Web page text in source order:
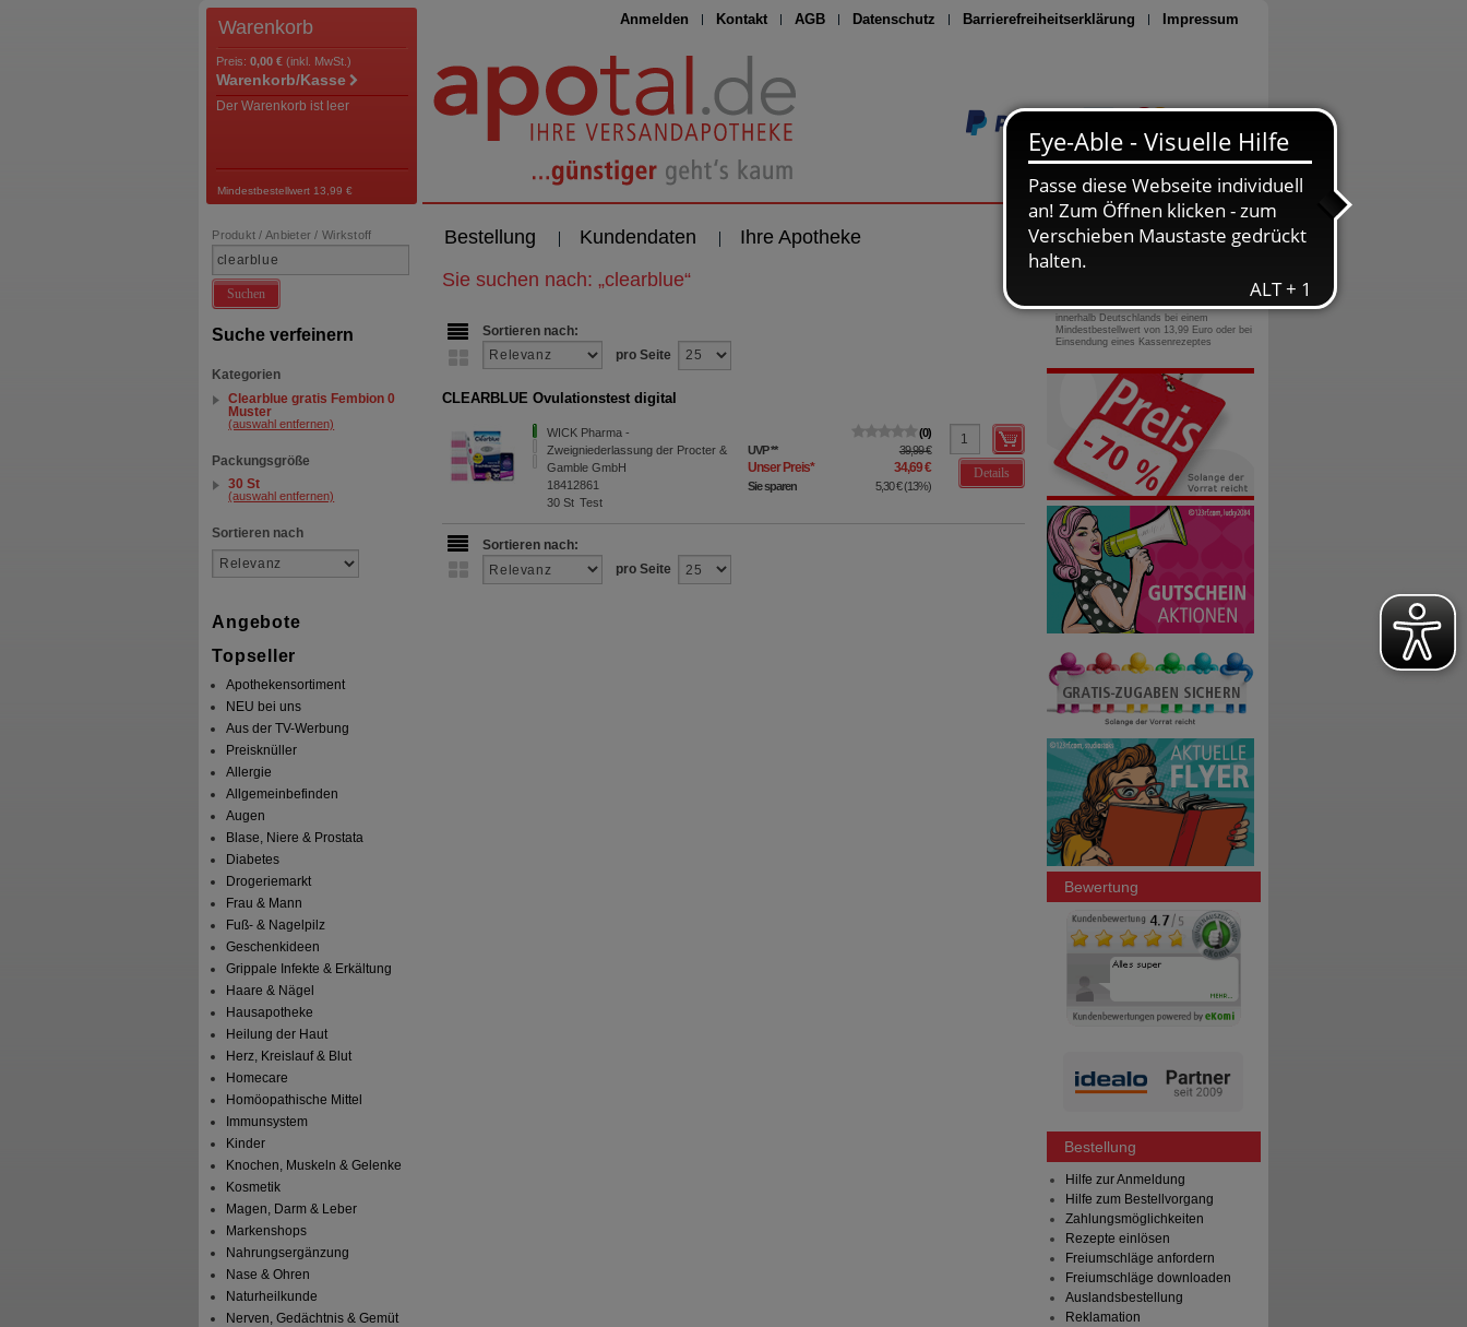
Anmelden Kontakt AGB Datenschutz Barrierefreiheitserklärung Impressum
Seite drucken
Warenkorb
Preis: 0,00 € (inkl. MwSt.)
Warenkorb/Kasse
Der Warenkorb ist leer
Mindestbestellwert 13,99 €
Bestellung Kundendaten Ihre Apotheke
Produkt / Anbieter / Wirkstoff
Suchen
Suche verfeinern
Kategorien
Clearblue gratis Fembion 0
Muster
(auswahl entfernen)
Packungsgröße
30 St
(auswahl entfernen)
Sortieren nach
Angebote
Topseller
Apothekensortiment
NEU bei uns
Aus der TV-Werbung
Preisknüller
Allergie
Allgemeinbefinden
Augen
Blase, Niere & Prostata
Diabetes
Drogeriemarkt
Frau & Mann
Fuß- & Nagelpilz
Geschenkideen
Grippale Infekte & Erkältung
Haare & Nägel
Hausapotheke
Heilung der Haut
Herz, Kreislauf & Blut
Homecare
Homöopathische Mittel
Immunsystem
Kinder
Knochen, Muskeln & Gelenke
Kosmetik
Magen, Darm & Leber
Markenshops
Nahrungsergänzung
Nase & Ohren
Naturheilkunde
Nerven, Gedächtnis & Gemüt
Sie suchen nach: „clearblue“
Sortieren nach:
pro Seite
CLEARBLUE Ovulationstest digital
WICK Pharma -
Zweigniederlassung der Procter &
Gamble GmbH
18412861
30St Test
0
UVP** 39,99 €
Unser Preis* 34,69 €
Sie sparen 5,30 €(13%)
Details
Sortieren nach:
pro Seite
0800-10 11 422
gebührenfreie Rufnummer
innerhalb Deutschlands bei einem
Mindestbestellwert von 13,99 Euro oder bei
Einsendung eines Kassenrezeptes
Bewertung
Bestellung
Hilfe zur Anmeldung
Hilfe zum Bestellvorgang
Zahlungsmöglichkeiten
Rezepte einlösen
Freiumschläge anfordern
Freiumschläge downloaden
Auslandsbestellung
Reklamation